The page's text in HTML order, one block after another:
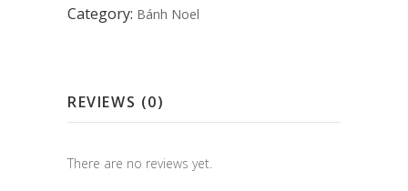
Category: Bánh Noel
REVIEWS (0)
There are no reviews yet.